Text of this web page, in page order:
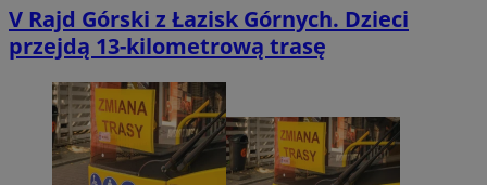
V Rajd Górski z Łazisk Górnych. Dzieci
przejdą 13-kilometrową trasę